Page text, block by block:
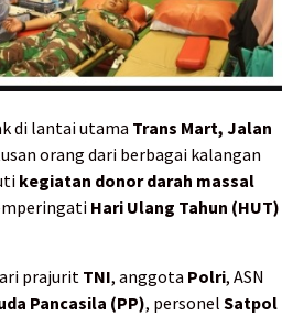
di lantai utama Trans Mart, Jalan
orang dari berbagai kalangan
kegiatan donor darah massal
Hari Ulang Tahun (HUT)
prajurit TNI, anggota Polri, ASN
Pancasila (PP), personel Satpol